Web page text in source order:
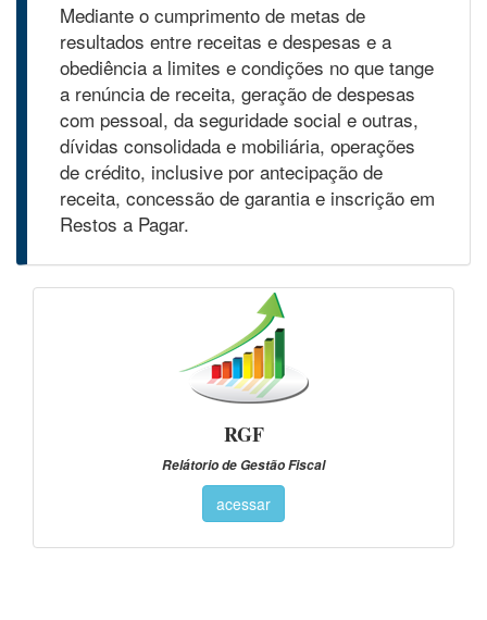
Mediante o cumprimento de metas de
resultados entre receitas e despesas e a
obediência a limites e condições no que tange
a renúncia de receita, geração de despesas
com pessoal, da seguridade social e outras,
dívidas consolidada e mobiliária, operações
de crédito, inclusive por antecipação de
receita, concessão de garantia e inscrição em
Restos a Pagar.
RGF
Relátorio de Gestão Fiscal
acessar